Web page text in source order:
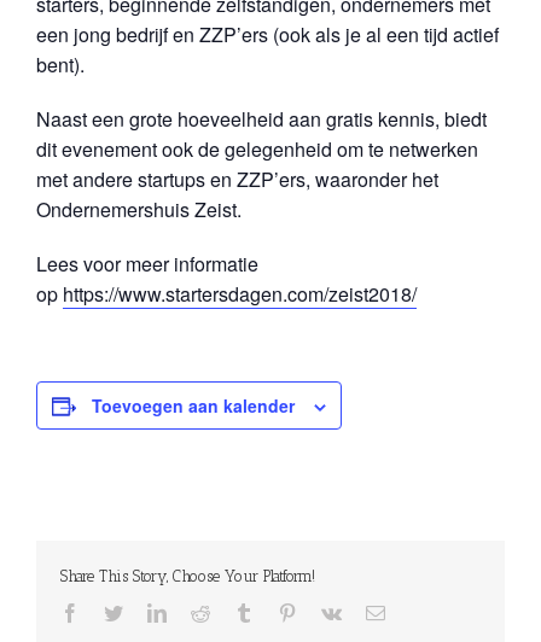
een jong bedrijf en ZZP’ers (ook als je al een tijd actief
bent).
Naast een grote hoeveelheid aan gratis kennis, biedt
dit evenement ook de gelegenheid om te netwerken
met andere startups en ZZP’ers, waaronder het
Ondernemershuis Zeist.
Lees voor meer informatie
op https://www.startersdagen.com/zeist2018/
Toevoegen aan kalender
Share This Story, Choose Your Platform!
facebooktwitterlinkedinreddit tumblr pinterest
vk
E-